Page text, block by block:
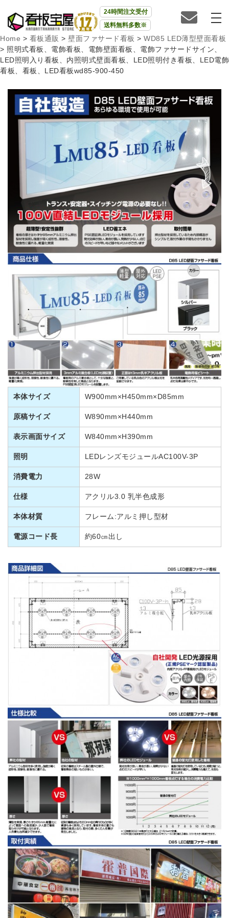
24時間注文受付
送料無料多数※
Home > 看板通販 > 壁面ファサード看板 > WD85 LED薄型壁面看板
> 照明式看板、電飾看板、電飾壁面看板、電飾ファサードサイン、
LED照明入り看板、内照明式壁面看板、LED照明付き看板、LED電飾
看板、看板、LED看板wd85-900-450
本体サイズ W900mm×H450mm×D85mm
原稿サイズ W890mm×H440mm
表示画面サイズ W840mm×H390mm
照明 LEDレンズモジュールAC100V-3P
消費電力 28W
仕様 アクリル3.0 乳半色成形
本体材質 フレーム:アルミ押し型材
電源コード長 約60㎝出し